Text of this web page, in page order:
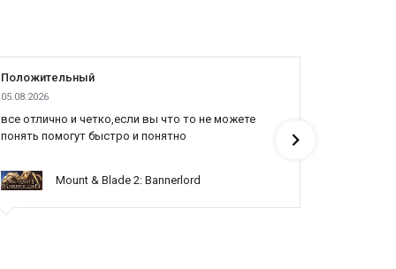
Положительный
05.08.2026
все отлично и четко,если вы что то не можете
понять помогут быстро и понятно
Mount & Blade 2: Bannerlord